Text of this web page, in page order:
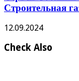
Строительная
12.09.2024
Check Also